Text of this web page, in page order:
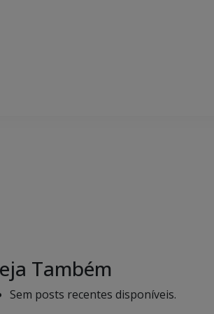
Também
Sem posts recentes disponíveis.